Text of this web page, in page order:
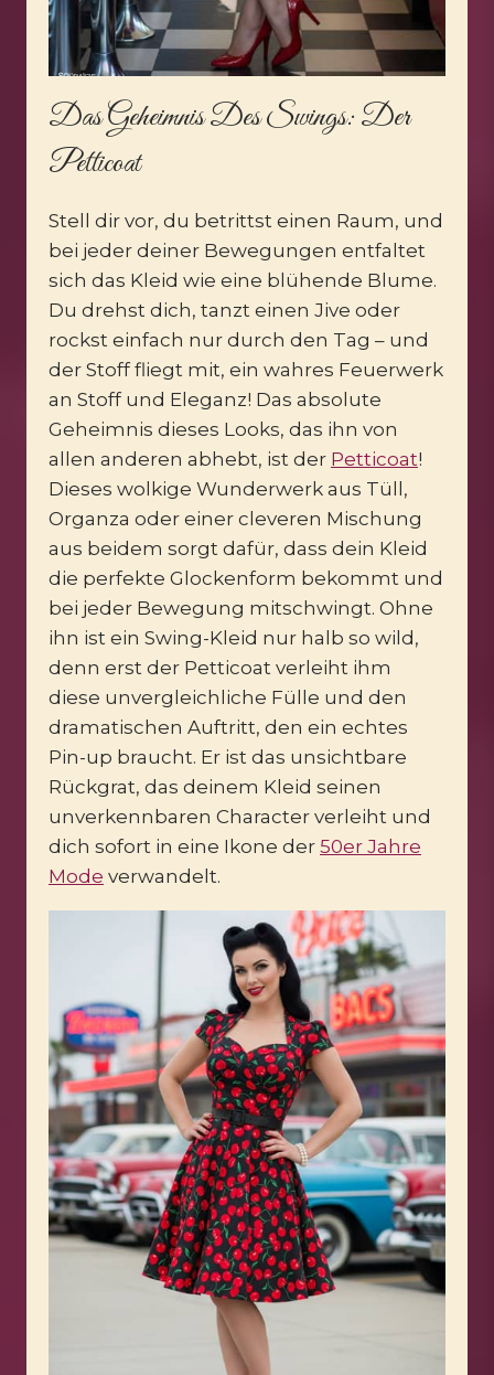
Das Geheimnis Des Swings: Der
Petticoat
Stell dir vor, du betrittst einen Raum, und
bei jeder deiner Bewegungen entfaltet
sich das Kleid wie eine blühende Blume.
Du drehst dich, tanzt einen Jive oder
rockst einfach nur durch den Tag – und
der Stoff fliegt mit, ein wahres Feuerwerk
an Stoff und Eleganz! Das absolute
Geheimnis dieses Looks, das ihn von
allen anderen abhebt, ist der Petticoat!
Dieses wolkige Wunderwerk aus Tüll,
Organza oder einer cleveren Mischung
aus beidem sorgt dafür, dass dein Kleid
die perfekte Glockenform bekommt und
bei jeder Bewegung mitschwingt. Ohne
ihn ist ein Swing-Kleid nur halb so wild,
denn erst der Petticoat verleiht ihm
diese unvergleichliche Fülle und den
dramatischen Auftritt, den ein echtes
Pin-up braucht. Er ist das unsichtbare
Rückgrat, das deinem Kleid seinen
unverkennbaren Character verleiht und
dich sofort in eine Ikone der 50er Jahre
Mode verwandelt.